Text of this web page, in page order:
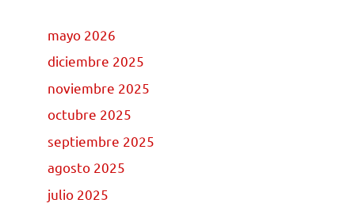
mayo 2026
diciembre 2025
noviembre 2025
octubre 2025
septiembre 2025
agosto 2025
julio 2025